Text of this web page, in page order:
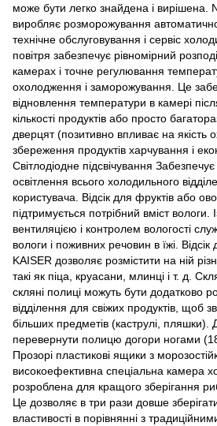
може бути легко знайдена і вирішена.
виробляє розморожування
технічне обслуговування і сервіс
повітря забезпечує рівномірний
камерах і точне регулювання
охолодження і заморожування. Це
відновлення температури в камері
кількості продуктів або просто
дверцят (позитивно впливає на якість
збереження продуктів харчування і
Світлодіодне підсвічування
освітлення всього холодильного
користувача. Відсік для фруктів або
підтримується потрібний вміст вологи.
вентиляцією і контролем вологості
вологи і поживних речовин в їжі. Відсік
KAISER дозволяє розмістити на ній
такі як піца, круасани, млинці і т. д.
скляні полиці можуть бути додатково
відділення для свіжих продуктів, щоб
більших предметів (каструлі, пляшки).
перевернути полицю догори ногами
Прозорі пластикові ящики з
високоефективна спеціальна камера
розроблена для кращого зберігання
Це дозволяє в три рази довше
властивості в порівнянні з